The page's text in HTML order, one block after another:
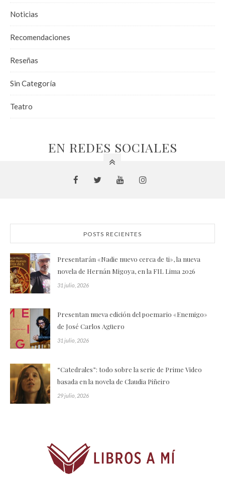
Noticias
Recomendaciones
Reseñas
Sin Categoría
Teatro
EN REDES SOCIALES
POSTS RECIENTES
Presentarán «Nadie nuevo cerca de ti», la nueva
novela de Hernán Migoya, en la FIL Lima 2026
31 julio, 2026
Presentan nueva edición del poemario «Enemigo»
de José Carlos Agüero
31 julio, 2026
“Catedrales”: todo sobre la serie de Prime Video
basada en la novela de Claudia Piñeiro
29 julio, 2026